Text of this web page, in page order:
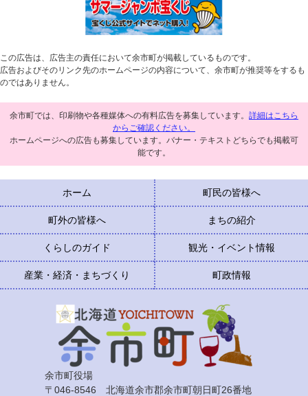
この広告は、広告主の責任において余市町が掲載しているものです。
広告およびそのリンク先のホームページの内容について、余市町が推奨等をするも
のではありません。
余市町では、印刷物や各種媒体への有料広告を募集しています。 詳細はこちら
からご確認ください。
ホームページへの広告も募集しています。バナー・テキストどちらでも掲載可
能です。
ホーム 町民の皆様へ
町外の皆様へ まちの紹介
くらしのガイド 観光・イベント情報
産業・経済・まちづくり 町政情報
余市町役場
〒046-8546 北海道余市郡余市町朝日町26番地